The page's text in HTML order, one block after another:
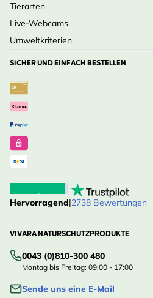
Tierarten
Live-Webcams
Umweltkriterien
SICHER UND EINFACH BESTELLEN
Hervorragend|2738 Bewertungen
VIVARA NATURSCHUTZPRODUKTE
0043 (0)810-300 480
Montag bis Freitag: 09:00 - 17:00
Sende uns eine E-Mail